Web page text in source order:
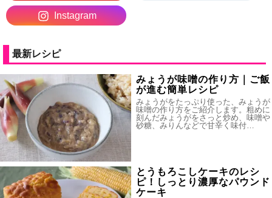
Instagram
最新レシピ
みょうが味噌の作り方｜ご飯
が進む簡単レシピ
みょうがをたっぷり使った、みょうが
味噌の作り方をご紹介します。粗めに
刻んだみょうがをさっと炒め、味噌や
砂糖、みりんなどで甘辛く味付…
とうもろこしケーキのレシ
ピ！しっとり濃厚なパウンド
ケーキ